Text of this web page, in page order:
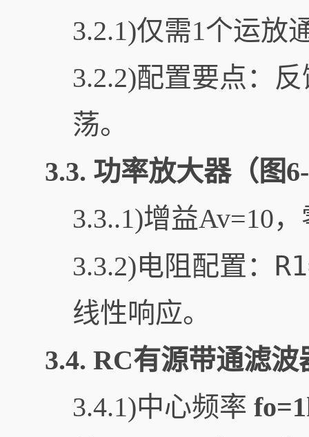
3.2.1)仅需1个运放
3.2.2)配置要点：
荡。
3.3. 功率放大器（图
3.3..1)增益Av=10
3.3.2)电阻配置：
线性响应。
3.4. RC有源带通滤波
3.4.1)中心频率